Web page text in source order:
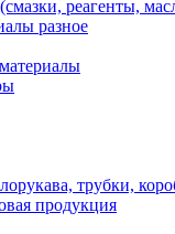
реагенты,
разное
трубки,
продукция